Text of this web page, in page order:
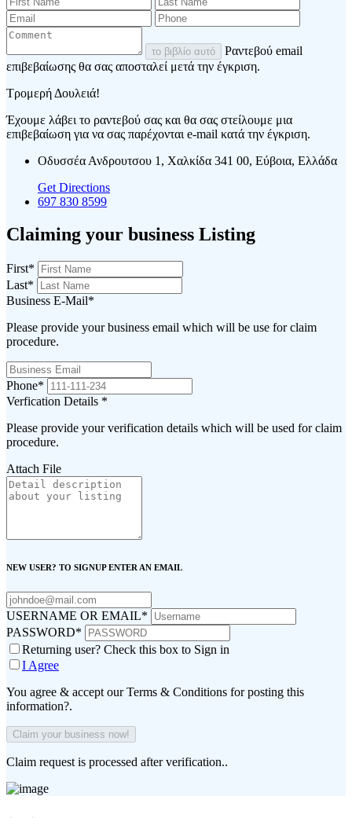
το βιβλίο αυτό
Ραντεβού email
επιβεβαίωσης θα σας αποσταλεί μετά την έγκριση.
Τρομερή Δουλειά!
Έχουμε λάβει το ραντεβού σας και θα σας στείλουμε μια
επιβεβαίωση για να σας παρέχονται e-mail κατά την έγκριση.
Οδυσσέα Ανδρουτσου 1, Χαλκίδα 341 00, Εύβοια, Ελλάδα
Get Directions
697 830 8599
Claiming your business Listing
First*
Last*
Business E-Mail*
Please provide your business email which will be use for claim
procedure.
Phone*
Verfication Details *
Please provide your verification details which will be used for claim
procedure.
Attach File
NEW USER? TO SIGNUP ENTER AN EMAIL
USERNAME OR EMAIL*
PASSWORD*
Returning user? Check this box to Sign in
I Agree
You agree & accept our Terms & Conditions for posting this
information?.
Claim request is processed after verification..